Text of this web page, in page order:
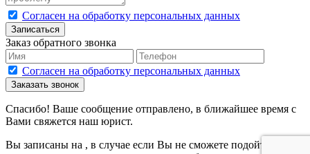
Согласен на обработку персональных данных
Записаться
Заказ обратного звонка
Согласен на обработку персональных данных
Заказать звонок
Спасибо! Ваше сообщение отправлено, в ближайшее время с
Вами свяжется наш юрист.
Вы записаны на , в случае если Вы не сможете подойти на